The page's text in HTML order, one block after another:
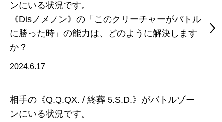
ンにいる状況です。
《Disノメノン》の「このクリーチャーがバトル
に勝った時」の能力は、どのように解決します
か？
2024.6.17
相手の《Q.Q.QX. / 終葬 5.S.D.》がバトルゾー
ンにいる状況です。